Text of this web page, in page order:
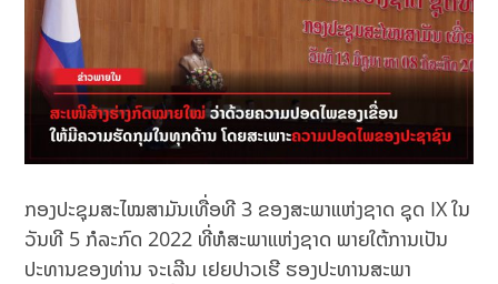
ກອງປະຊຸມສະໄໝສາມັນເທື່ອທີ 3 ຂອງສະພາແຫ່ງຊາດ ຊຸດ IX ໃນ
ວັນທີ 5 ກໍລະກົດ 2022 ທີ່ຫໍສະພາແຫ່ງຊາດ ພາຍໃຕ້ການເປັນ
ປະທານຂອງທ່ານ ຈະເລີນ ເຢຍປາວເຮີ ຮອງປະທານສະພາ